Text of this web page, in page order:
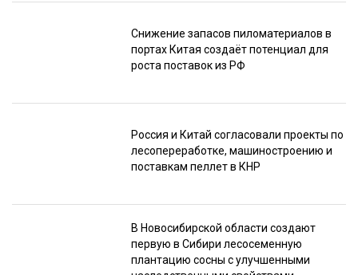
Снижение запасов пиломатериалов в
портах Китая создаёт потенциал для
роста поставок из РФ
Россия и Китай согласовали проекты по
лесопереработке, машиностроению и
поставкам пеллет в КНР
В Новосибирской области создают
первую в Сибири лесосеменную
плантацию сосны с улучшенными